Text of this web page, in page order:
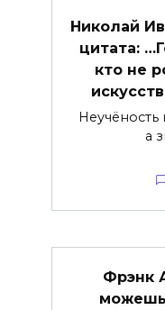
Николай
цитата:
кто не
Неучёность
а
Фрэнк